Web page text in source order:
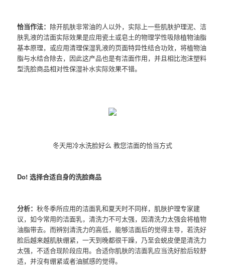
恰当作法： 除开肌肤非常油的人以外，实际上一些肌肤护理泥、洁
肤乳液的洁面实际效果是应用瓷土或皂土的物理学性吸除植物油脂
基本原理，或应用清理保湿乳液的页面特异性结合功效，将植物油
脂与水结合除去，因此这产品也是有洁面作用，并且相比泡沫塑料
型洗脸商品相对性保湿补水实际效果不错。
冬天用冷水洗脸好么 教您洁面的恰当方式
Do! 选择合适自身的洗脸商品
分析：秋冬季所应用的洁面乳和夏天时不同样，肌肤护理专家建
议，如今常用的洁面乳，清洗力不可太强，因清洗力太强会将植物
油脂带去。而辨别清洗力的高低，能够洁面后的觉得主导，若洗好
脸后越来越肌肤绷紧，一天到晚都很干躁，乃至会蜕皮便是清洗力
太强，不适合现阶段应用。合适你肌肤的洁面乳应当洗好脸后较舒
适，并沒有绷紧或者油腻感的觉得。